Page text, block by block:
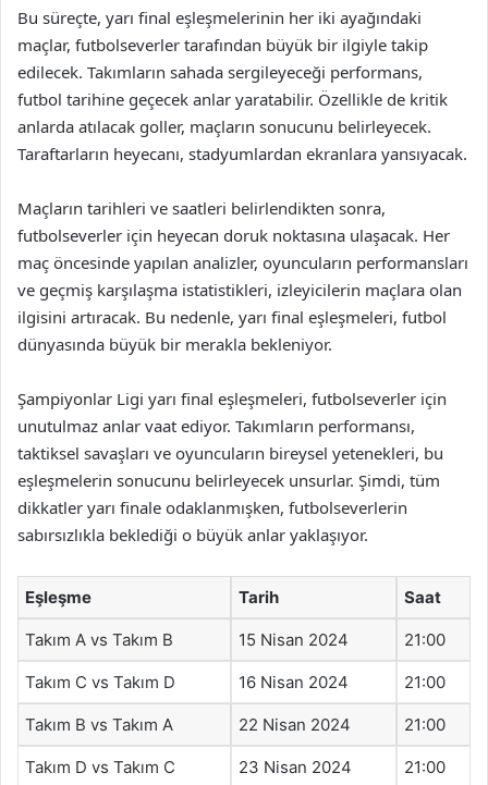
Bu süreçte, yarı final eşleşmelerinin her iki ayağındaki
maçlar, futbolseverler tarafından büyük bir ilgiyle takip
edilecek. Takımların sahada sergileyeceği performans,
futbol tarihine geçecek anlar yaratabilir. Özellikle de kritik
anlarda atılacak goller, maçların sonucunu belirleyecek.
Taraftarların heyecanı, stadyumlardan ekranlara yansıyacak.
Maçların tarihleri ve saatleri belirlendikten sonra,
futbolseverler için heyecan doruk noktasına ulaşacak. Her
maç öncesinde yapılan analizler, oyuncuların performansları
ve geçmiş karşılaşma istatistikleri, izleyicilerin maçlara olan
ilgisini artıracak. Bu nedenle, yarı final eşleşmeleri, futbol
dünyasında büyük bir merakla bekleniyor.
Şampiyonlar Ligi yarı final eşleşmeleri, futbolseverler için
unutulmaz anlar vaat ediyor. Takımların performansı,
taktiksel savaşları ve oyuncuların bireysel yetenekleri, bu
eşleşmelerin sonucunu belirleyecek unsurlar. Şimdi, tüm
dikkatler yarı finale odaklanmışken, futbolseverlerin
sabırsızlıkla beklediği o büyük anlar yaklaşıyor.
Eşleşme Tarih Saat
Takım A vs Takım B 15 Nisan 2024 21:00
Takım C vs Takım D 16 Nisan 2024 21:00
Takım B vs Takım A 22 Nisan 2024 21:00
Takım D vs Takım C 23 Nisan 2024 21:00